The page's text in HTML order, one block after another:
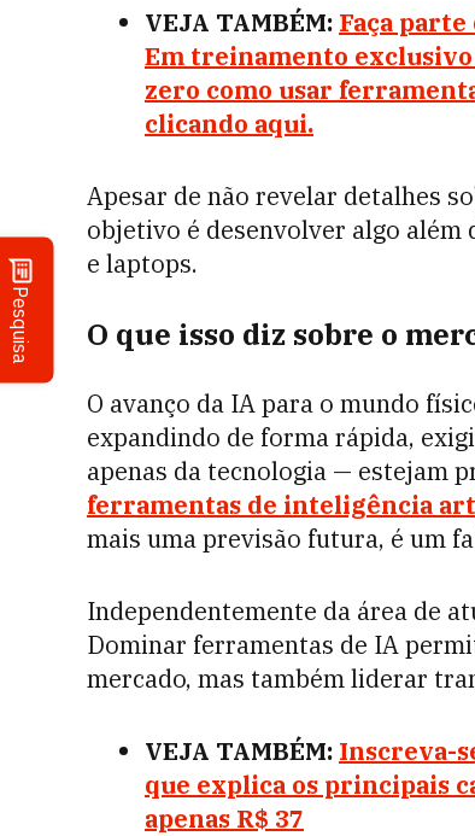
Pesquisa
VEJA TAMBÉM: Faça
Em treinamento
zero como usar
clicando aqui.
Apesar de não revelar detalhes
objetivo é desenvolver algo
e laptops.
O que isso diz sobre o
O avanço da IA para o mundo
expandindo de forma rápida,
apenas da tecnologia — estejam
ferramentas de inteligência
mais uma previsão futura, é um
Independentemente da área de
Dominar ferramentas de IA
mercado, mas também liderar
VEJA TAMBÉM: Inscreva-
que explica os principais
apenas R$ 37